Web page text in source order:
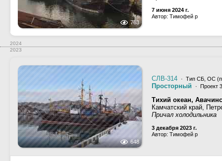
763
7 июня 2024 г.
Автор: Тимофей р
2024
2023
648
СЛВ-314 · Тип СБ, ОС
Просторный · Проект
Тихий океан,
Камчатский край,
Причал холодильника
3 декабря 2023 г.
Автор: Тимофей р